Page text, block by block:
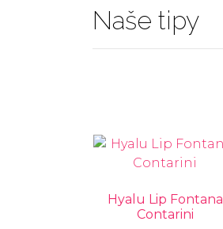
Naše tipy
Hyalu Lip Fontana
Contarini